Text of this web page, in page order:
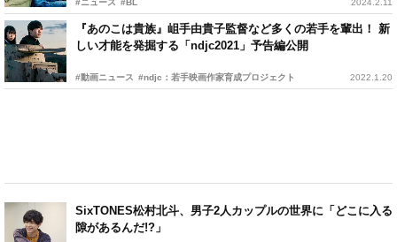
#ニュース #BL 2024.2.11
『あのこは貴族』岨手由貴子監督など多くの若手を輩出！ 新
しい才能を発掘する「ndjc2021」予告編公開
#動画ニュース #ndjc：若手映画作家育成プロジェクト 2022.1.20
SixTONES松村北斗、男子2人カップルの世界に「どこに入る
隙があるんだ!?」